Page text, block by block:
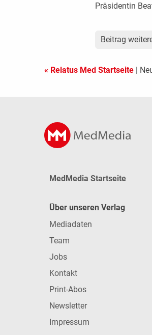
Präsidentin
Beitrag
« Relatus Med Startseite |
MedMedia Startseite
Über unseren Verlag
Mediadaten
Team
Jobs
Kontakt
Print-Abos
Newsletter
Impressum